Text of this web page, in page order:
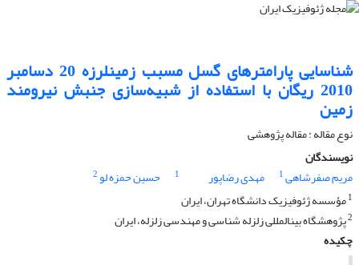
شناسایی پارامترهای گسل مسبب زمین‏لرزه 20 دسامبر
2010 ریگان با استفاده از شبیه‌سازی جنبش نیرومند
زمین
نوع مقاله : مقاله پژوهشی‌
نویسندگان
مریم صفرشاهی1 مهدی رضاپور 1 حسین حمزه‏ لو2
1مؤسسه ژئوفیزیک دانشگاه تهران، ایران
2پژوهشگاه بین‏المللی زلزله‏ شناسی و مهندسی زلزله، ایران
چکیده